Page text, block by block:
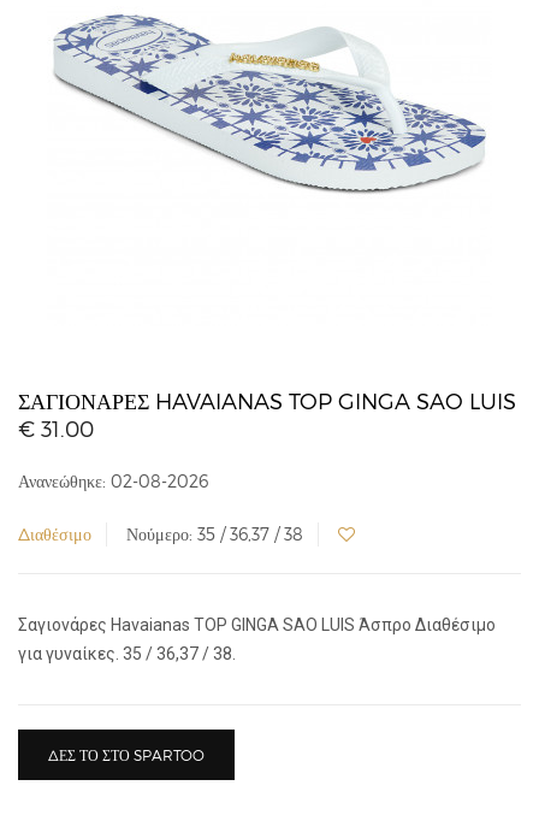
ΣΑΓΙΟΝΆΡΕΣ HAVAIANAS TOP GINGA SAO LUIS
€ 31.00
Ανανεώθηκε: 02-08-2026
Διαθέσιμο Νούμερο: 35 / 36,37 / 38
Σαγιονάρες Havaianas TOP GINGA SAO LUIS Άσπρο Διαθέσιμο
για γυναίκες. 35 / 36,37 / 38.
ΔΕΣ ΤΟ ΣΤΟ SPARTOO